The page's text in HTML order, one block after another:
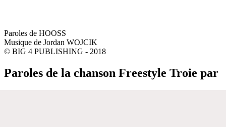
Paroles de HOOSS
Musique de Jordan WOJCIK
© BIG 4 PUBLISHING - 2018
Paroles de la chanson Freestyle Troie par